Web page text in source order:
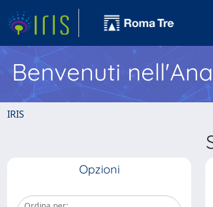
Benvenuti
IRIS
Opzioni